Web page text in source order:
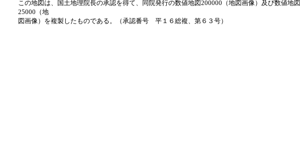
この地図は、国土地理院長の承認を得て、同院発行の数値地図200000（地図画像）及び数値地図
25000（地
図画像）を複製したものである。（承認番号 平１６総複、第６３号）